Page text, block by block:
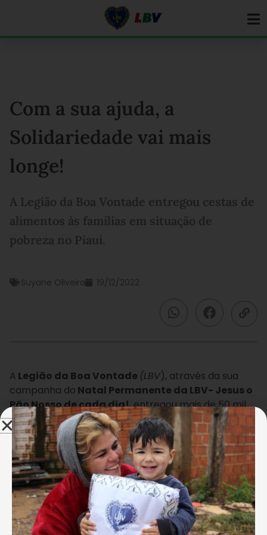
Com a sua ajuda, a
Solidariedade vai mais
longe!
A Legião da Boa Vontade entregou cestas de
alimentos às famílias em situação de
pobreza no Piauí.
Suyane Oliveira 19/12/2022
A Legião da Boa Vontade (LBV), através da sua
campanha do Natal Permanente da LBV- Jesus o
Pão Nosso de cada dia!, entregou mais de 50 mil
cestas de alimentos para famílias em
vulnerabilidade social!
No estado do Piauí, a Instituição, com a ajuda das
doações feitas pelos Amigos e Amigas de Boa
Vontade, pôde chegar mais longe. Durante as ações
de Solidariedade promovidas pela Entidade, cidades
comoTeresina,Elesbão Veloso, Coivaras, Lagoa